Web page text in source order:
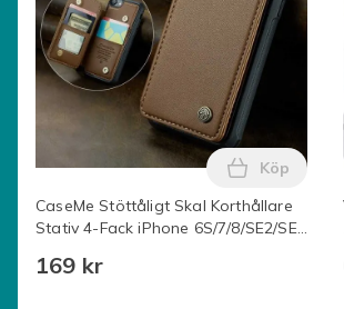
CaseMe Stöttåligt Skal Korthållare
Stativ 4-Fack iPhone 6S/7/8/SE2/SE3
169 kr
Lägg till
Köp